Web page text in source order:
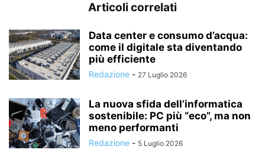
Articoli correlati
Data center e consumo d’acqua:
come il digitale sta diventando
più efficiente
Redazione - 27 Luglio 2026
La nuova sfida dell’informatica
sostenibile: PC più “eco”, ma non
meno performanti
Redazione - 5 Luglio 2026